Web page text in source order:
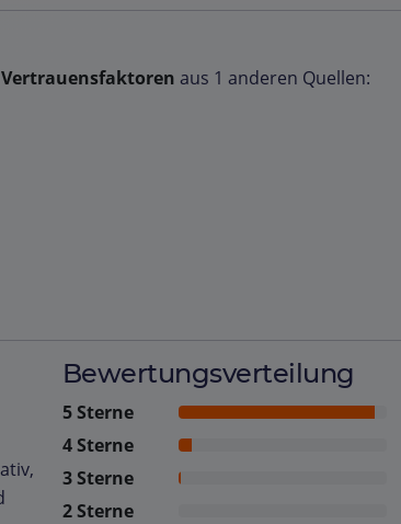
aus 1 anderen Quellen:
Bewertungsverteilung
5 Sterne
4 Sterne
3 Sterne
2 Sterne